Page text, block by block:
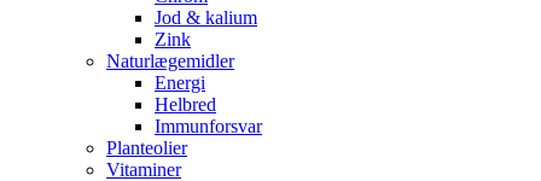
Jod & kalium
Zink
Naturlægemidler
Energi
Helbred
Immunforsvar
Planteolier
Vitaminer